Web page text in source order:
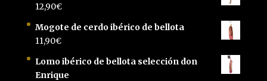
12,90€
Mogote de cerdo ibérico de bellota
11,90€
Lomo ibérico de bellota selección don
Enrique